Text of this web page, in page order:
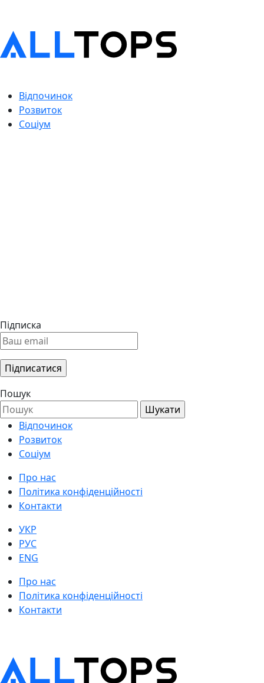
Відпочинок
Розвиток
Соціум
Підписка
Пошук
Відпочинок
Розвиток
Соціум
Про нас
Політика конфіденційності
Контакти
УКР
РУС
ENG
Про нас
Політика конфіденційності
Контакти